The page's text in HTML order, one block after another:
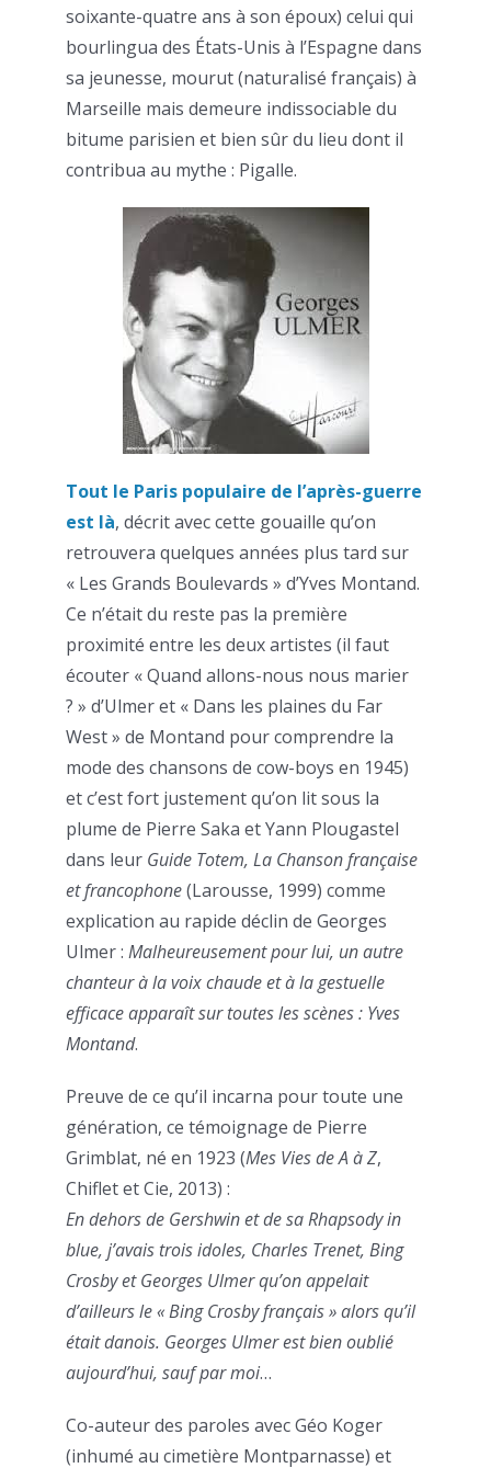
soixante-quatre ans à son époux) celui qui
bourlingua des États-Unis à l’Espagne dans
sa jeunesse, mourut (naturalisé français) à
Marseille mais demeure indissociable du
bitume parisien et bien sûr du lieu dont il
contribua au mythe : Pigalle.
Tout le Paris populaire de l’après-guerre
est là, décrit avec cette gouaille qu’on
retrouvera quelques années plus tard sur
« Les Grands Boulevards » d’Yves Montand.
Ce n’était du reste pas la première
proximité entre les deux artistes (il faut
écouter « Quand allons-nous nous marier
? » d’Ulmer et « Dans les plaines du Far
West » de Montand pour comprendre la
mode des chansons de cow-boys en 1945)
et c’est fort justement qu’on lit sous la
plume de Pierre Saka et Yann Plougastel
dans leur Guide Totem, La Chanson française
et francophone(Larousse, 1999) comme
explication au rapide déclin de Georges
Ulmer : Malheureusement pour lui, un autre
chanteur à la voix chaude et à la gestuelle
efficace apparaît sur toutes les scènes : Yves
Montand.
Preuve de ce qu’il incarna pour toute une
génération, ce témoignage de Pierre
Grimblat, né en 1923 (Mes Vies de A à Z,
Chiflet et Cie, 2013) :
En dehors de Gershwin et de saRhapsody in
blue, j’avais trois idoles, Charles Trenet, Bing
Crosby et Georges Ulmer qu’on appelait
d’ailleurs le « Bing Crosby français » alors qu’il
était danois. Georges Ulmer est bien oublié
aujourd’hui, sauf par moi…
Co-auteur des paroles avec Géo Koger
(inhumé au cimetière Montparnasse) et